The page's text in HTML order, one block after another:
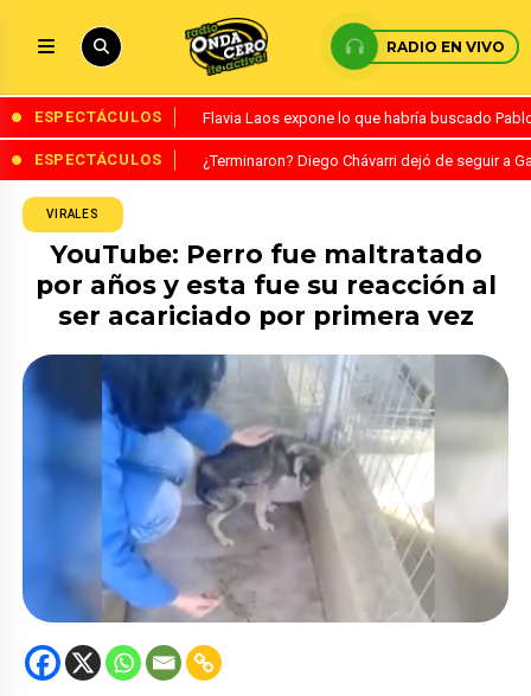
RADIO EN VIVO
ESPECTÁCULOS Flavia Laos expone lo que habría buscado
ESPECTÁCULOS ¿Terminaron? Diego Chávarri dejó de seguir a
VIRALES
YouTube: Perro fue maltratado
por años y esta fue su reacción al
ser acariciado por primera vez